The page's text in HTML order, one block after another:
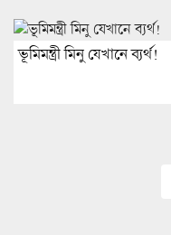
ভূমিমন্ত্রী মিনু যেখানে ব্যর্থ!